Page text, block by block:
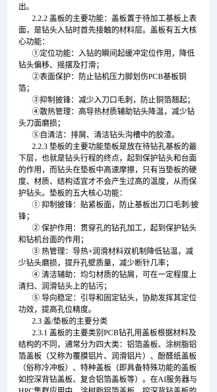
出。
2.2.2 盖板的主要功能：盖板置于待加工基板上表
面，是钻头入钻时首先接触的材料层。盖板有五大核
心功能：
①定位功能：入钻的瞬间起缓冲定位作用，降低
钻头偏移、摇摆及打滑；
②表面保护：防止钻机压力脚划伤PCB基板铜
箔；
③抑制披锋：减少入刀口毛刺，防止铜箔翘起；
④散热管理：高导热材质辅助钻头降温，减少钻
头刀面磨损；
⑤自清洁：排屑、清洁钻头沟槽中的胶渣。
2.2.3 垫板的主要功能垫板是放在待钻孔基板的最
下层，也就是钻头行程的终点，起到保护钻头和台面
的作用，而钻头在垫板中高速摩擦，只有当垫板的硬
度、材质、结构适宜才不会产生过高的温度，从而保
护钻头。垫板的五大核心功能：
① 抑制披锋：贴紧板面，防止基板出刀口毛刺/披
锋；
② 保护作用：贯穿孔的钻孔加工，起到保护钻头
和钻机台面的作用；
③ 热管理：导热+润滑材料双机制降低钻温，减
少钻头磨损，提升孔壁质量，减少断针几率；
④ 清洁辅助：均匀材质的钻屑，可在一定程度上
清扫、润滑钻头上的钻污；
⑤ 导向稳定：引导和固定钻头，协助发挥其定位
功效，提高孔位精度。
2.3 盖/垫板的主要分类
2.3.1 盖板的主要类别PCB钻孔用盖板根据材料及
结构的不同，通常分为四大类：铝箔盖板、涂树脂铝
箔盖板（又称为覆膜铝片、润滑铝片）、酚醛纸盖板
（俗称冷冲板）、特种盖板（即具备特殊功能的盖板
如控深背钻盖板、复合铝箔盖板等）。在AI服务器与